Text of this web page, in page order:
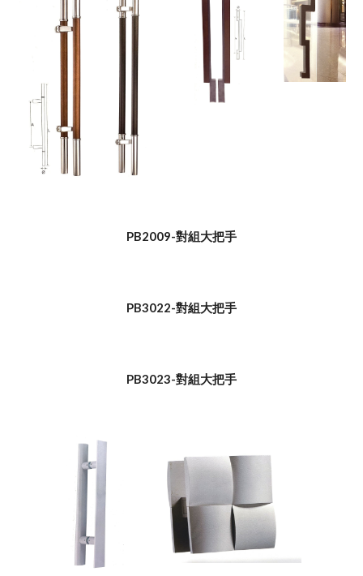
PB2009-對組大把手
PB3022-對組大把手
PB3023-對組大把手